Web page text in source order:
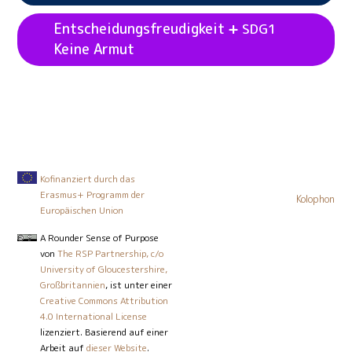
Keine Armut
Siehe BeispielaktivitätenHandeln SDG1Keine
Entscheidungsfreudigkeit SDG1
Keine Armut
Entscheidungsfreudigkeit
Kofinanziert durch das
Erasmus+ Programm der
Europäischen Union
A Rounder Sense of Purpose
vonThe RSP Partnership, c/o
University of Gloucestershire,
Großbritannien, ist unter einer
Creative Commons Attribution
4.0 International License
lizenziert. Basierend auf einer
Arbeit aufdieser Website.
Kolophon